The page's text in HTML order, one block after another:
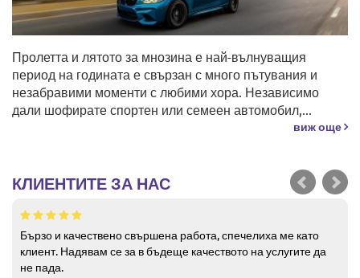
Пролетта и лятото за мнозина е най-вълнуващия
период на годината е свързан с много пътувания и
незабравими моменти с любими хора. Независимо
дали шофирате спортен или семеен автомобил,...
виж още
КЛИЕНТИТЕ ЗА НАС
Бързо и качествено свършена работа, спечелиха ме като
клиент. Надявам се за в бъдеще качеството на услугите да
не пада.